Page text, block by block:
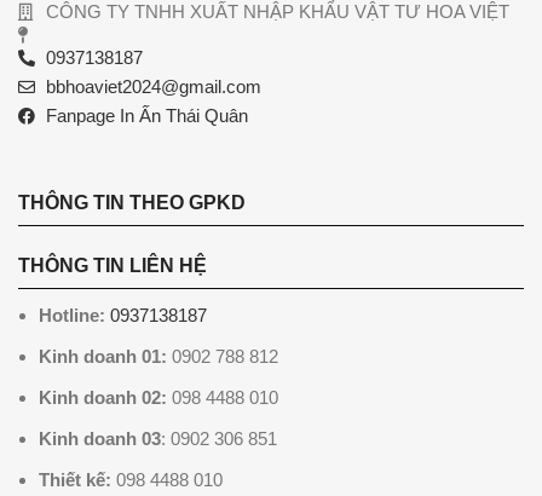
CÔNG TY TNHH XUẤT NHẬP KHẨU VẬT TƯ HOA VIỆT
0937138187
bbhoaviet2024@gmail.com
Fanpage In Ấn Thái Quân
THÔNG TIN THEO GPKD
THÔNG TIN LIÊN HỆ
Hotline: 0937138187
Kinh doanh 01: 0902 788 812
Kinh doanh 02: 098 4488 010
Kinh doanh 03: 0902 306 851
Thiết kế: 098 4488 010